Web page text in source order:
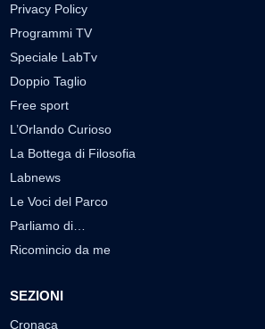
Privacy Policy
Programmi TV
Speciale LabTv
Doppio Taglio
Free sport
L’Orlando Curioso
La Bottega di Filosofia
Labnews
Le Voci del Parco
Parliamo di…
Ricomincio da me
SEZIONI
Cronaca